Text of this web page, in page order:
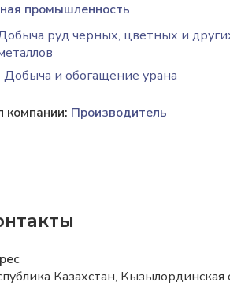
промышленность
руд черных, цветных и
Добыча и обогащение урана
компании: Производитель
Казахстан,